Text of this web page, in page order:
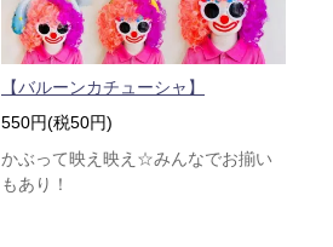
【バルーンカチューシャ】
550円(税50円)
かぶって映え映え☆みんなでお揃い
もあり！